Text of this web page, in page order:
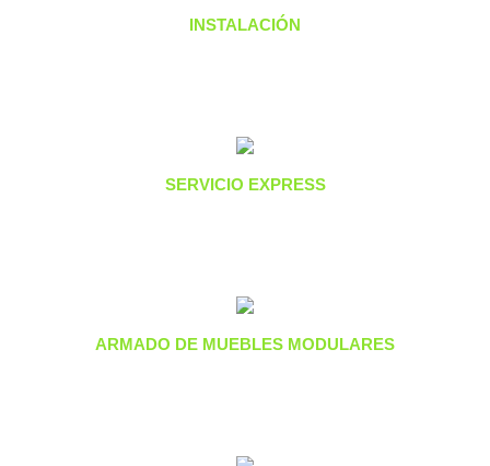
INSTALACIÓN
SERVICIO EXPRESS
ARMADO DE MUEBLES MODULARES